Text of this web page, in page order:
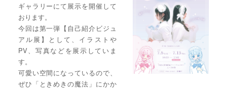
ギャラリーにて展示を開催して
おります。
今回は第一弾【自己紹介ビジュ
アル展】として、イラストや
PV、写真などを展示していま
す。
可愛い空間になっているので、
ぜひ「ときめきの魔法」にかか